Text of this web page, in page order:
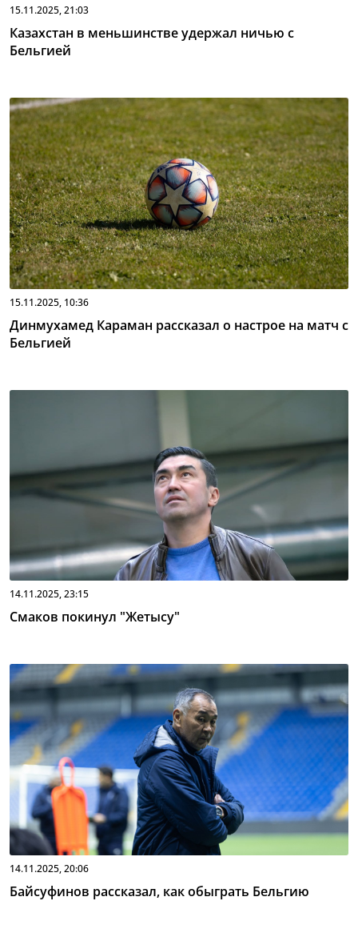
15.11.2025, 21:03
Казахстан в меньшинстве удержал ничью с
Бельгией
15.11.2025, 10:36
Динмухамед Караман рассказал о настрое на матч с
Бельгией
14.11.2025, 23:15
Смаков покинул "Жетысу"
14.11.2025, 20:06
Байсуфинов рассказал, как обыграть Бельгию